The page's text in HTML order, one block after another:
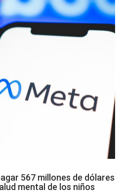
567 millones de dólares
mental de los niños